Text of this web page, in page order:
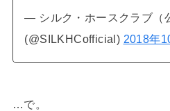
— シルク・ホースクラブ（
(@SILKHCofficial) 2018年
…で。